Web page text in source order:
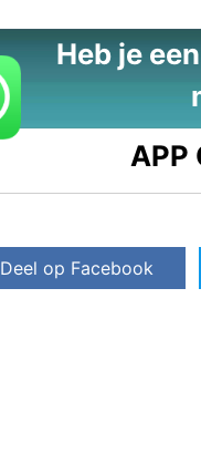
Heb je
APP
Deel op Facebook